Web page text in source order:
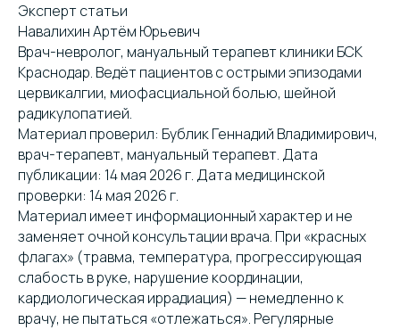
Эксперт статьи
Навалихин Артём Юрьевич
Врач-невролог, мануальный терапевт клиники БСК
Краснодар. Ведёт пациентов с острыми эпизодами
цервикалгии, миофасциальной болью, шейной
радикулопатией.
Материал проверил: Бублик Геннадий Владимирович,
врач-терапевт, мануальный терапевт. Дата
публикации: 14 мая 2026 г. Дата медицинской
проверки: 14 мая 2026 г.
Материал имеет информационный характер и не
заменяет очной консультации врача. При «красных
флагах» (травма, температура, прогрессирующая
слабость в руке, нарушение координации,
кардиологическая иррадиация) — немедленно к
врачу, не пытаться «отлежаться». Регулярные